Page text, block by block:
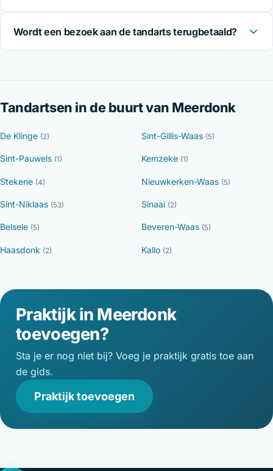
Wordt een bezoek aan de tandarts terugbetaald?
Tandartsen in de buurt van Meerdonk
De Klinge (2) Sint-Gillis-Waas (5)
Sint-Pauwels (1) Kemzeke (1)
Stekene (4) Nieuwkerken-Waas (5)
Sint-Niklaas (53) Sinaai (2)
Belsele (5) Beveren-Waas (5)
Haasdonk (2) Kallo (2)
Praktijk in Meerdonk
toevoegen?
Sta je er nog niet bij? Voeg je praktijk gratis toe aan
de gids.
Praktijk toevoegen